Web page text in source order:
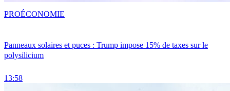
Panneaux solaires et puces : Trump impose 15% de taxes sur le
polysilicium
13:58
PROÉCONOMIE